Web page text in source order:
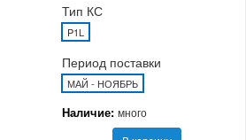
Тип КС
P1L
Период поставки
МАЙ - НОЯБРЬ
Наличие: много